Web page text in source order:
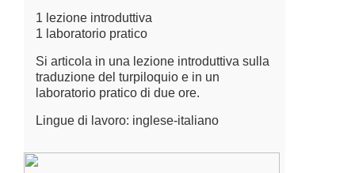
1 lezione introduttiva
1 laboratorio pratico
Si articola in una lezione introduttiva sulla
traduzione del turpiloquio e in un
laboratorio pratico di due ore.
Lingue di lavoro: inglese-italiano